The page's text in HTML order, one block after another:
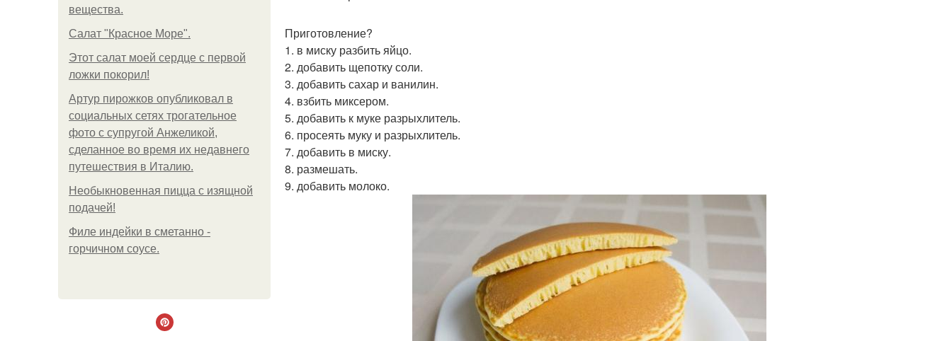
вещества.
Салат "Красное Море".
Этот салат моей сердце с первой
ложки покорил!
Артур пирожков опубликовал в
социальных сетях трогательное
фото с супругой Анжеликой,
сделанное во время их недавнего
путешествия в Италию.
Необыкновенная пицца с изящной
подачей!
Филе индейки в сметанно -
горчичном соусе.
Приготовление?
1. в миску разбить яйцо.
2. добавить щепотку соли.
3. добавить сахар и ванилин.
4. взбить миксером.
5. добавить к муке разрыхлитель.
6. просеять муку и разрыхлитель.
7. добавить в миску.
8. размешать.
9. добавить молоко.